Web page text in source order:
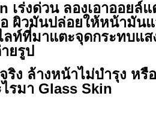
เร่งด่วน ลองเอาออยล์
ผิวมันปล่อยให้หน้ามัน
ลท์ที่มาแตะจุดกระทบแ
ยรูป⁣⁣
ริง ล้างหน้าไม่บำรุง หรื
รมา Glass Skin⁣⁣